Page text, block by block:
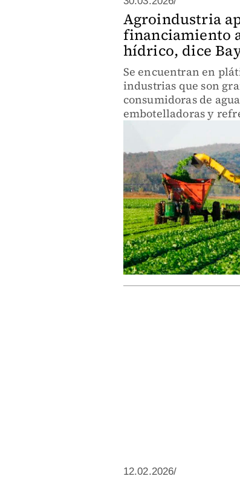
Agroindustria
financiamiento
hídrico, dice
Se encuentran en
industrias que son
consumidoras de
embotelladoras y
para los agricultores
12.02.2026/